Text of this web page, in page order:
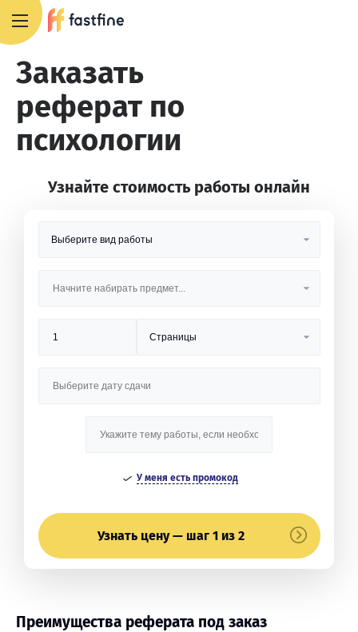
Заказать
реферат по
психологии
Узнайте стоимость работы онлайн
У меня есть промокод
Узнать цену — шаг 1 из 2
Преимущества реферата под заказ